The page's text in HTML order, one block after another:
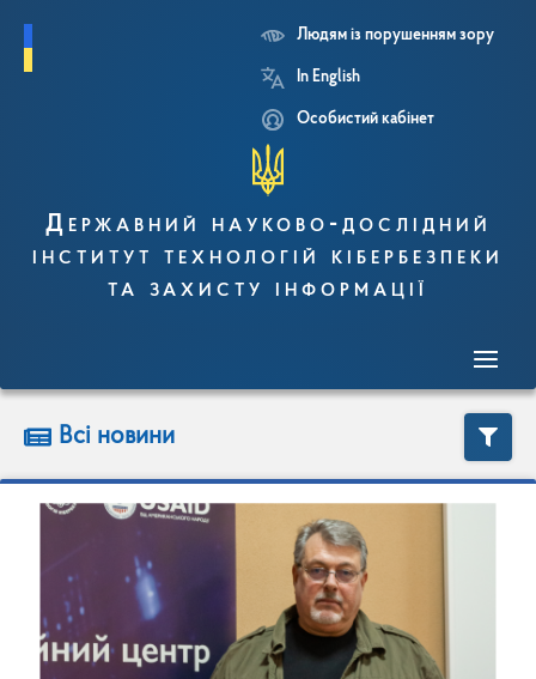
Людям із порушенням зору
In English
Особистий кабінет
Державний науково-дослідний
інститут технологій кібербезпеки
та захисту інформації
Всі новини